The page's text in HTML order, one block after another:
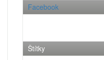
Facebook
Štítky